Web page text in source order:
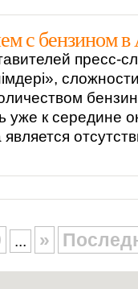
с бензином в
пресс-
уже к середине
... »